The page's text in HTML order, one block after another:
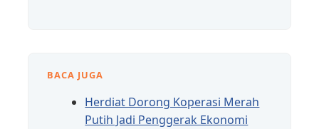
BACA JUGA
Herdiat Dorong Koperasi Merah
Putih Jadi Penggerak Ekonomi